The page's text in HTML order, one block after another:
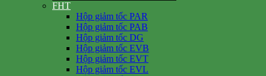
FHT
Hộp giảm tốc PAR
Hộp giảm tốc PAB
Hộp giảm tốc DG
Hộp giảm tốc EVB
Hộp giảm tốc EVT
Hộp giảm tốc EVL